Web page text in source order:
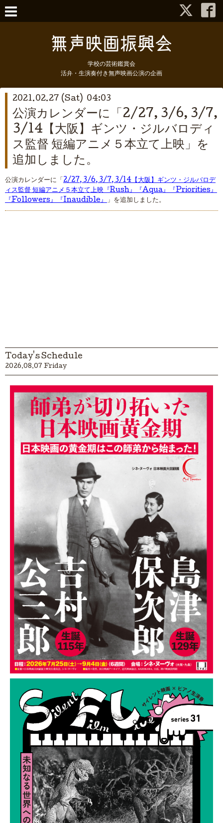
学校の芸術鑑賞会
活弁・生演奏付き無声映画公演の企画
2021.02.27 (Sat) 04:03
公演カレンダーに「2/27, 3/6, 3/7,
3/14【大阪】ギンツ・ジルバロディ
ス監督 短編アニメ５本立て上映」を
追加しました。
公演カレンダーに「 2/27, 3/6, 3/7, 3/14【大阪】ギンツ・ジルバロデ
ィス監督 短編アニメ５本立て上映『Rush』『Aqua』『Priorities』
『Followers』『Inaudible』 」を追加しました。
Today's Schedule
2026.08.07 Friday